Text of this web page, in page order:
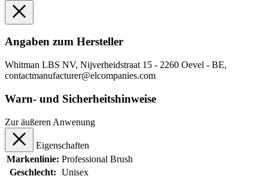
Angaben zum Hersteller
Whitman LBS NV, Nijverheidstraat 15 - 2260 Oevel - BE,
contactmanufacturer@elcompanies.com
Warn- und Sicherheitshinweise
Zur äußeren Anwenung
Eigenschaften
Markenlinie: Professional Brush
Geschlecht: Unisex